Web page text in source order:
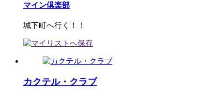
マイン倶楽部
城下町へ行く！！
カクテル・クラブ